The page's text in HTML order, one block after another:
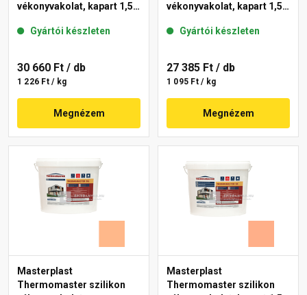
vékonyvakolat, kapart 1,5
Gyártói készleten
30 660 Ft / db
1 226 Ft / kg
Megnézem
vékonyvakolat, kapart 1,5
Gyártói készleten
27 385 Ft / db
1 095 Ft / kg
Megnézem
Masterplast
Thermomaster szilikon
Masterplast
Thermomaster szilikon